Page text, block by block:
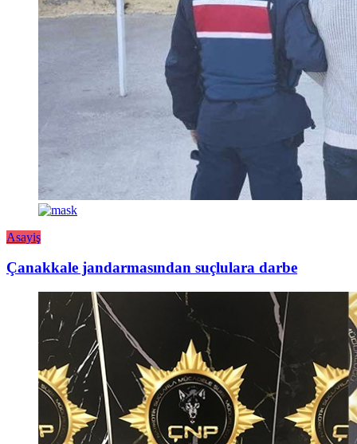
Asayiş
Çanakkale jandarmasından suçlulara darbe